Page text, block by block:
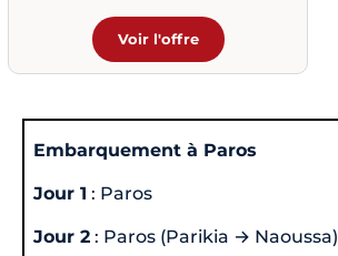
Voir l'offre
Embarquement à Paros
Jour 1 : Paros
Jour 2 : Paros (Parikia → Naoussa)